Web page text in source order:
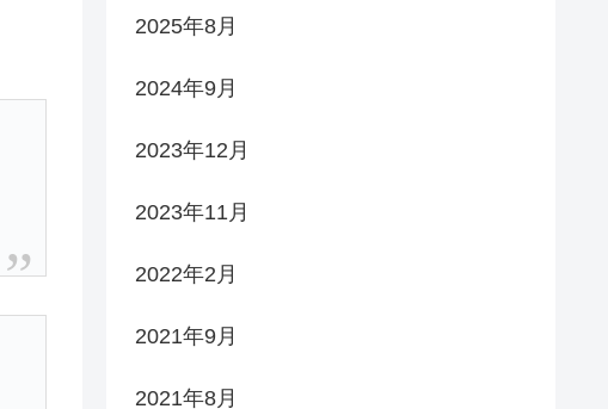
2025年8月
2024年9月
2023年12月
2023年11月
2022年2月
2021年9月
2021年8月